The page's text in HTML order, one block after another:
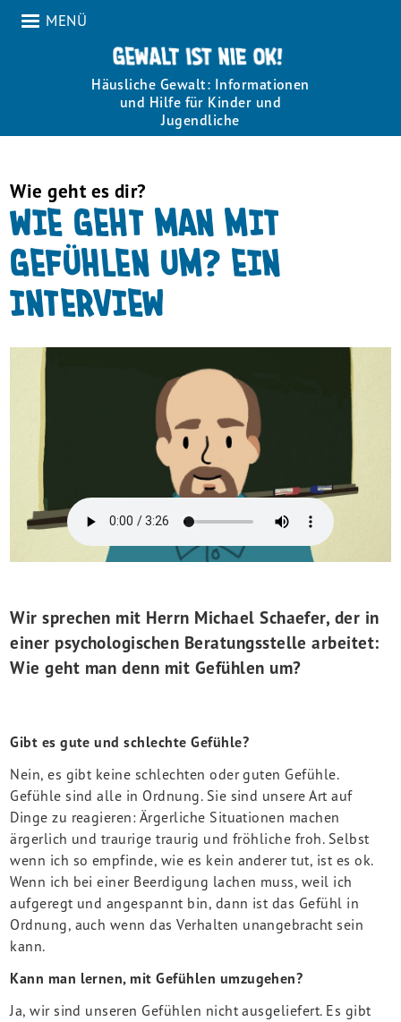
MENÜ
Häusliche Gewalt: Informationen
und Hilfe für Kinder und
Jugendliche
Wie geht es dir?
WIE GEHT MAN MIT
GEFÜHLEN UM? EIN
INTERVIEW
Wir sprechen mit Herrn Michael Schaefer, der in
einer psychologischen Beratungsstelle arbeitet:
Wie geht man denn mit Gefühlen um?
Gibt es gute und schlechte Gefühle?
Nein, es gibt keine schlechten oder guten Gefühle.
Gefühle sind alle in Ordnung. Sie sind unsere Art auf
Dinge zu reagieren: Ärgerliche Situationen machen
ärgerlich und traurige traurig und fröhliche froh. Selbst
wenn ich so empfinde, wie es kein anderer tut, ist es ok.
Wenn ich bei einer Beerdigung lachen muss, weil ich
aufgeregt und angespannt bin, dann ist das Gefühl in
Ordnung, auch wenn das Verhalten unangebracht sein
kann.
Kann man lernen, mit Gefühlen umzugehen?
Ja, wir sind unseren Gefühlen nicht ausgeliefert. Es gibt